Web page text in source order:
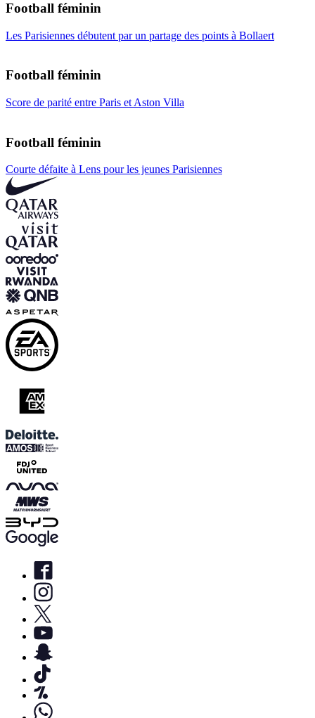
Football féminin
Les Parisiennes débutent par un partage des points à Bollaert
Football féminin
Score de parité entre Paris et Aston Villa
Football féminin
Courte défaite à Lens pour les jeunes Parisiennes